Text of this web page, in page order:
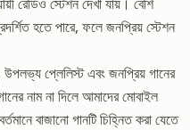
হতে পারে, ফলে জনপ্রিয় স্টেশন
উপলভ্য প্লেলিস্ট এবং জনপ্রিয় গানের
নাম না দিলে আমাদের মোবাইল
বাজানো গানটি চিহ্নিত করা যেতে